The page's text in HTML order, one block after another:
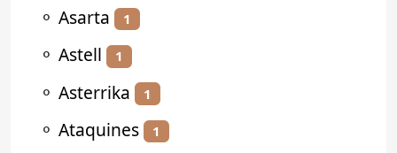
⚬ Asarta 1
⚬ Astell 1
⚬ Asterrika 1
⚬ Ataquines 1